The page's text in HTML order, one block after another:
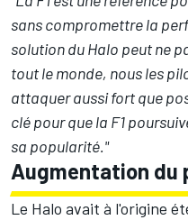
sans compromettre la
solution du Halo peut ne
tout le monde, nous les
attaquer aussi fort que
clé pour que la F1
sa popularité."
Augmentation du
Le Halo avait à l'origine